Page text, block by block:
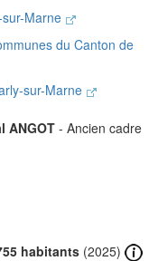
Marne
du Canton de
sur-Marne
ANGOT- Ancien cadre
habitants (2025)